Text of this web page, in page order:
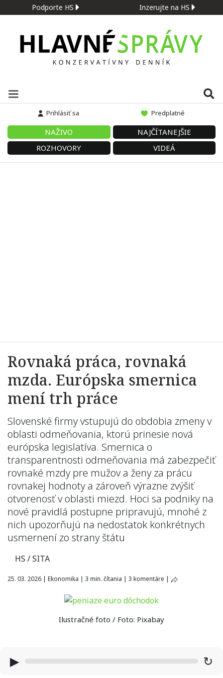
Podporte HS Inzerujte na HS
Prihlásiť sa Predplatné
NAŽIVO
NAJČÍTANEJŠIE
ROZHOVORY
VIDEÁ
Rovnaká práca, rovnaká
mzda. Európska smernica
mení trh práce
Slovenské firmy vstupujú do obdobia zmeny v
oblasti odmeňovania, ktorú prinesie nová
európska legislatíva. Smernica o
transparentnosti odmeňovania má zabezpečiť
rovnaké mzdy pre mužov a ženy za prácu
rovnakej hodnoty a zároveň výrazne zvýšiť
otvorenosť v oblasti miezd. Hoci sa podniky na
nové pravidlá postupne pripravujú, mnohé z
nich upozorňujú na nedostatok konkrétnych
usmernení zo strany štátu
HS / SITA
25. 03. 2026 | Ekonomika | 3 min. čítania | 3 komentáre |
Ilustračné foto / Foto: Pixabay
▶ ↻